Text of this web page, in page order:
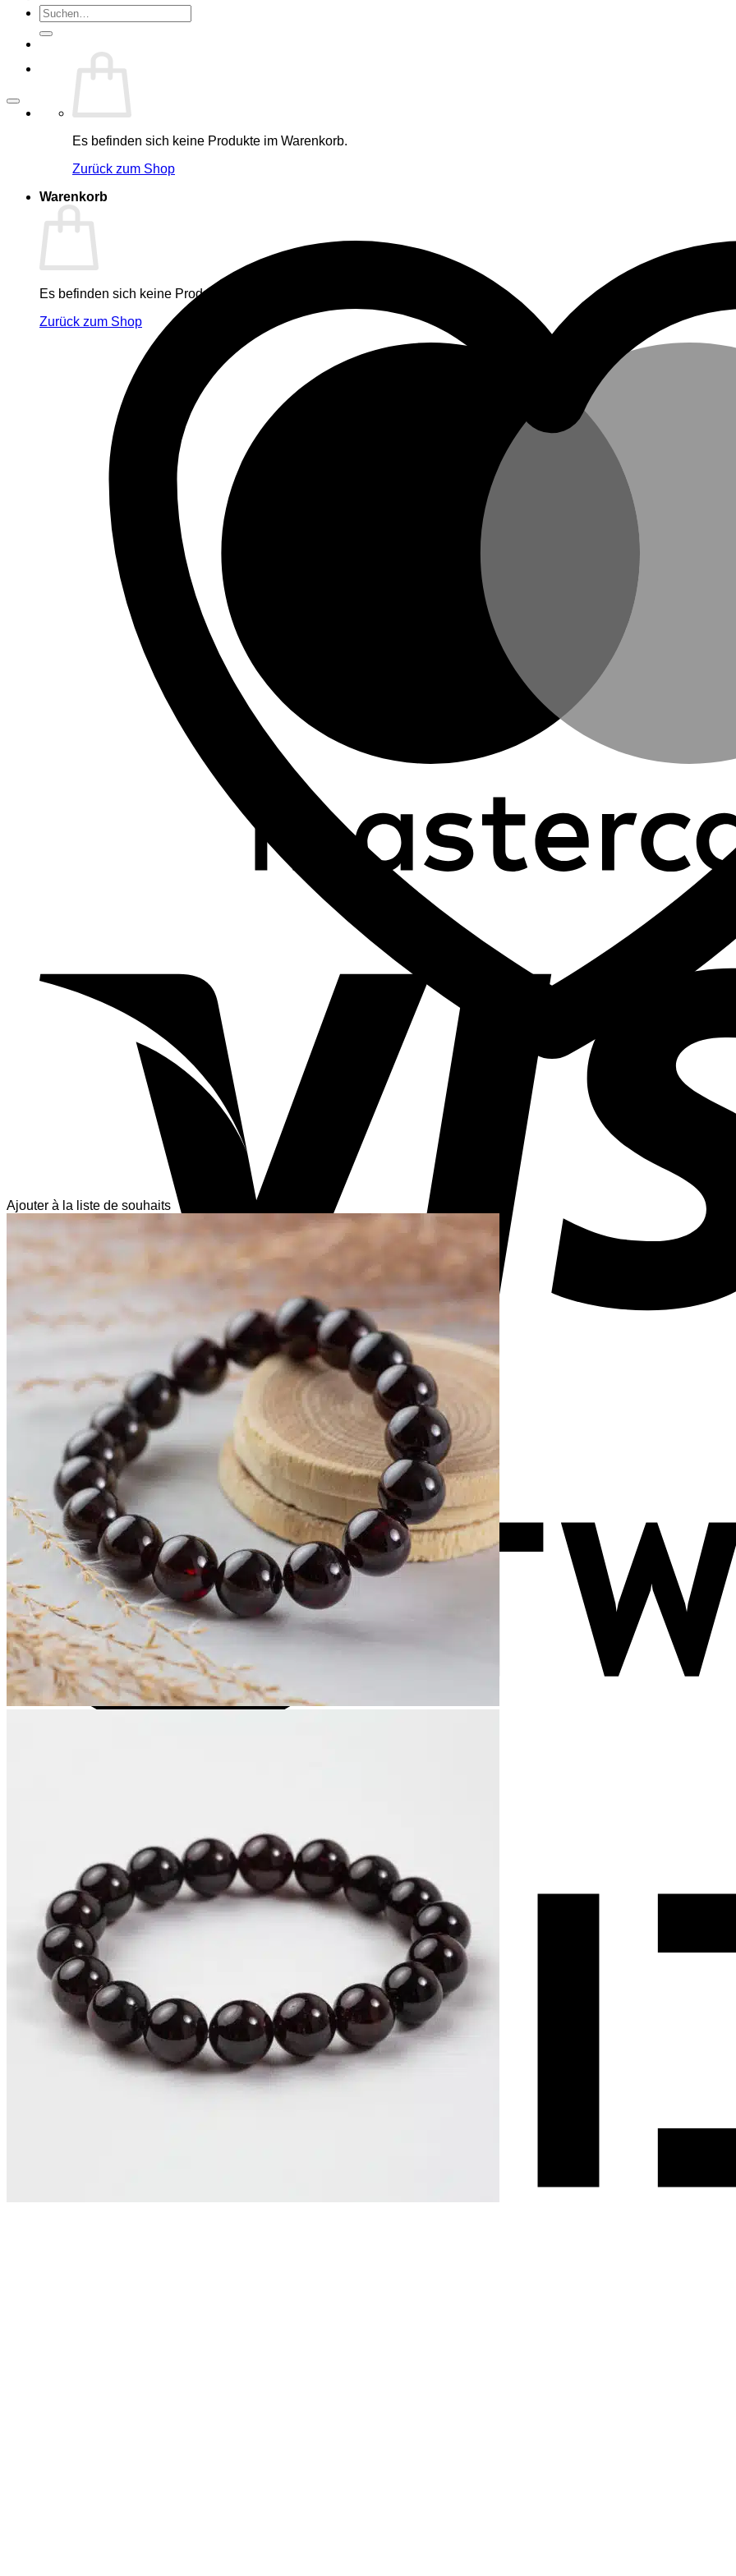
Suche
nach:
Es befinden sich keine Produkte im Warenkorb.
Zurück zum Shop
Warenkorb
Es befinden sich keine Produkte im Warenkorb.
Zurück zum Shop
Ajouter à la liste de souhaits